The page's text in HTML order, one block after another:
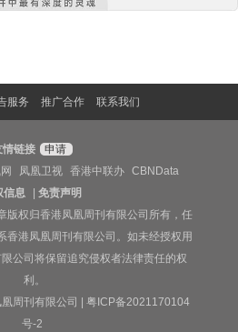
服务 推广合作 联系我们
情链接
申请
凤凰卫视 香港中联办
CBNData
信息
|免责声明
版权归香港凤凰周刊有限公司所有，任
香港凤凰周刊有限公司。如未经授权用
公司将保留追究侵权者法律责任的权
利。
周刊有限公司 | 粤ICP备2021170104
号-2